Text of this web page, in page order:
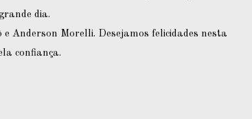
dia.
Anderson Morelli. Desejamos felicidades nesta
confiança.